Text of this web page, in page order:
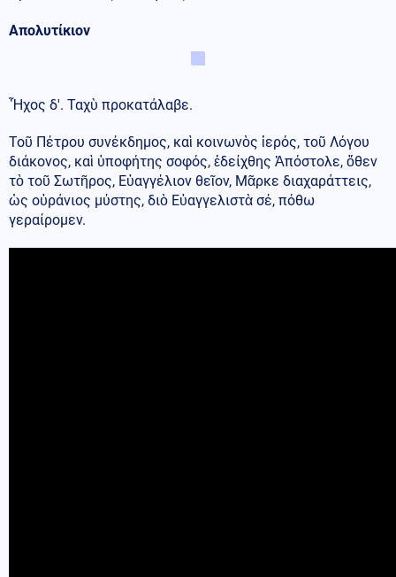
Απολυτίκιον
Ἦχος δ'. Ταχὺ προκατάλαβε.
Τοῦ Πέτρου συνέκδημος, καὶ κοινωνὸς ἱερός, τοῦ Λόγου
διάκονος, καὶ ὑποφήτης σοφός, ἐδείχθης Ἀπόστολε, ὅθεν
τὸ τοῦ Σωτῆρος, Εὐαγγέλιον θεῖον, Μᾶρκε διαχαράττεις,
ὡς οὐράνιος μύστης, διὸ Εὐαγγελιστὰ σέ, πόθω
γεραίρομεν.